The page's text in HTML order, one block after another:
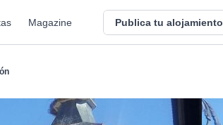
Magazine Publica tu alojamiento